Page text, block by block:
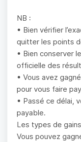
NB :
• Bien vérifier
quitter les points
• Bien conserver
officielle des
• Vous avez
pour vous faire
• Passé ce délai,
payable.
Les types de gains
Vous pouvez